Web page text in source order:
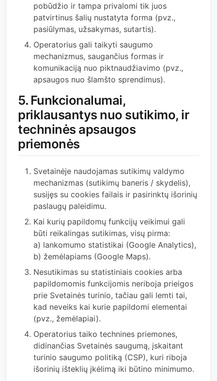
pobūdžio ir tampa privalomi tik juos
patvirtinus šalių nustatyta forma (pvz.,
pasiūlymas, užsakymas, sutartis).
Operatorius gali taikyti saugumo
mechanizmus, saugančius formas ir
komunikaciją nuo piktnaudžiavimo (pvz.,
apsaugos nuo šlamšto sprendimus).
5. Funkcionalumai,
priklausantys nuo sutikimo, ir
techninės apsaugos
priemonės
Svetainėje naudojamas sutikimų valdymo
mechanizmas (sutikimų baneris / skydelis),
susijęs su cookies failais ir pasirinktų išorinių
paslaugų paleidimu.
Kai kurių papildomų funkcijų veikimui gali
būti reikalingas sutikimas, visų pirma:
a) lankomumo statistikai (Google Analytics),
b) žemėlapiams (Google Maps).
Nesutikimas su statistiniais cookies arba
papildomomis funkcijomis neriboja prieigos
prie Svetainės turinio, tačiau gali lemti tai,
kad neveiks kai kurie papildomi elementai
(pvz., žemėlapiai).
Operatorius taiko technines priemones,
didinančias Svetainės saugumą, įskaitant
turinio saugumo politiką (CSP), kuri riboja
išorinių išteklių įkėlimą iki būtino minimumo.